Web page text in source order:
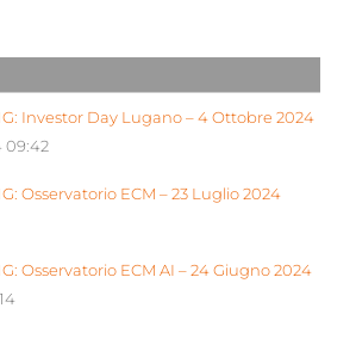
Investor Day Lugano – 4 Ottobre 2024
09:42
Osservatorio ECM – 23 Luglio 2024
Osservatorio ECM AI – 24 Giugno 2024